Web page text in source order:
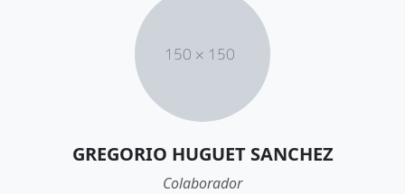
GREGORIO HUGUET SANCHEZ
Colaborador